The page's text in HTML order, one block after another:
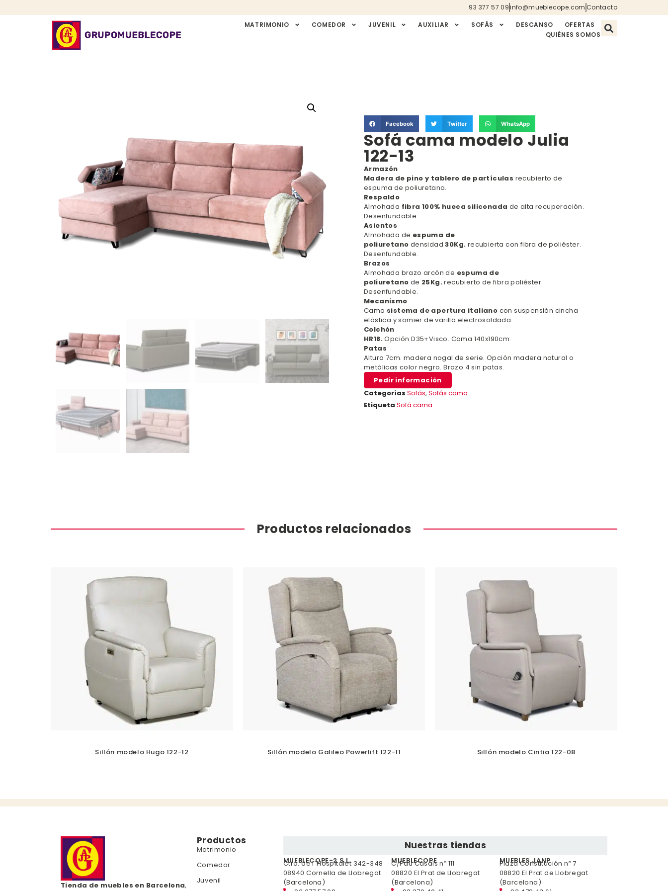
93 377 57 09info@mueblecope.com Contacto
MATRIMONIO COMEDOR JUVENIL AUXILIAR SOFÁS DESCANSO
OFERTAS
QUIÉNES SOMOS
Facebook Twitter WhatsApp
Sofá cama modelo Julia
122-13
Armazón
Madera de pino y tablero de partículas recubierto de
espuma de poliuretano.
Respaldo
Almohada fibra 100% hueca siliconada de alta recuperación.
Desenfundable.
Asientos
Almohada de espuma de
poliuretano densidad30Kg. recubierta con fibra de poliéster.
Desenfundable.
Brazos
Almohada brazo arcón de espuma de
poliuretano de 25Kg.recubierto de fibra poliéster.
Desenfundable.
Mecanismo
Cama sistema de apertura italiano con suspensión cincha
elástica y somier de varilla electrosoldada.
Colchón
HR18.Opción D35+Visco. Cama 140x190cm.
Patas
Altura 7cm. madera nogal de serie. Opción madera natural o
metálicas color negro. Brazo 4 sin patas.
Pedir información
Categorías Sofás, Sofás cama
Etiqueta Sofá cama
Productos relacionados
Sillón modelo Hugo 122-12 Sillón modelo Galileo Powerlift 122-11 Sillón modelo Cintia 122-08
Tienda de muebles en Barcelona,
Productos
Matrimonio
Comedor
Juvenil
Nuestras tiendas
MUEBLECOPE-2 S.L.
Ctra. de l´Hospitalet 342-348
08940 Cornella de Llobregat
(Barcelona)
MUEBLECOPE
C/Pau Casals nº 111
08820 El Prat de Llobregat
(Barcelona)
MUEBLES JANP
Plaza Constitución nº 7
08820 El Prat de Llobregat
(Barcelona)